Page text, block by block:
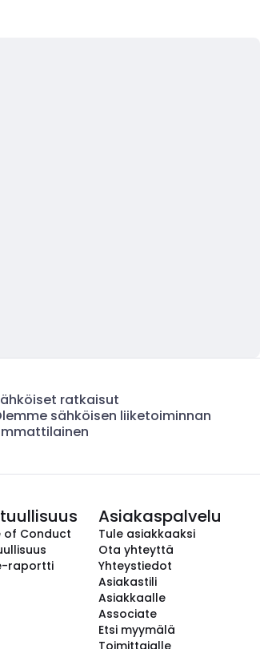
ratkaisut
sähköisen liiketoiminnan
of Conduct
raportti
Asiakaspalvelu
Tule asiakkaaksi
Ota yhteyttä
Yhteystiedot
Asiakastili
Asiakkaalle
Associate
Etsi myymälä
Toimittajalle